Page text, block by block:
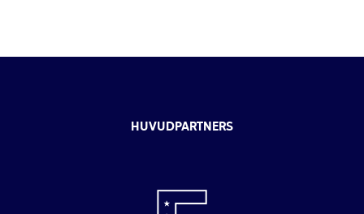
HUVUDPARTNERS